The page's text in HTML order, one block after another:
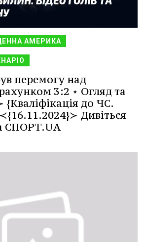
АМЕРИКА
перемогу над
3:2 ⋆ Огляд та
{Кваліфікація до ЧС.
Дивіться
СПОРТ.UA